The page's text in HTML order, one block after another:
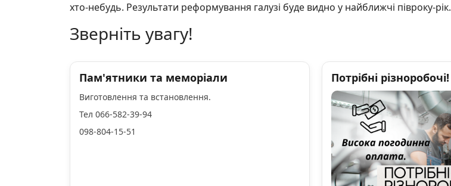
хто-небудь. Результати реформування галузі буде видно у найближчі півроку-рік.
Зверніть увагу!
Пам'ятники та меморіали
Виготовлення та встановлення.
Тел 066-582-39-94
098-804-15-51
Потрібні різноробочі!